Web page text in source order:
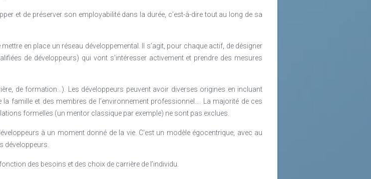
et de préserver son employabilité dans la durée, c’est-à-dire tout au long de sa
en place un réseau développemental. Il s’agit, pour chaque actif, de désigner
de développeurs) qui vont s’intéresser activement et prendre des mesures
de formation…). Les développeurs peuvent avoir diverses origines en incluant
famille et des membres de l’environnement professionnel…. La majorité de ces
formelles (un mentor classique par exemple) ne sont pas exclues.
à un moment donné de la vie. C’est un modèle égocentrique, avec au
développeurs.
des besoins et des choix de carrière de l’individu.